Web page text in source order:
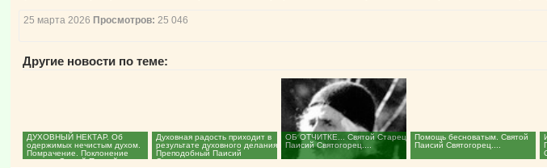
25 марта 2026 Просмотров: 25 046
Другие новости по теме:
ДУХОВНЫЙ НЕКТАР. Об
одержимых нечистым духом.
Помрачение. Поклонение
сатане. Святой Паисий...
Духовная радость приходит в
результате духовного делания.
Преподобный Паисий
Святогорец...
ОБ ОТЧИТКЕ... Святой Старец
Паисий Святогорец....
Помощь бесноватым. Святой
Паисий Святогорец....